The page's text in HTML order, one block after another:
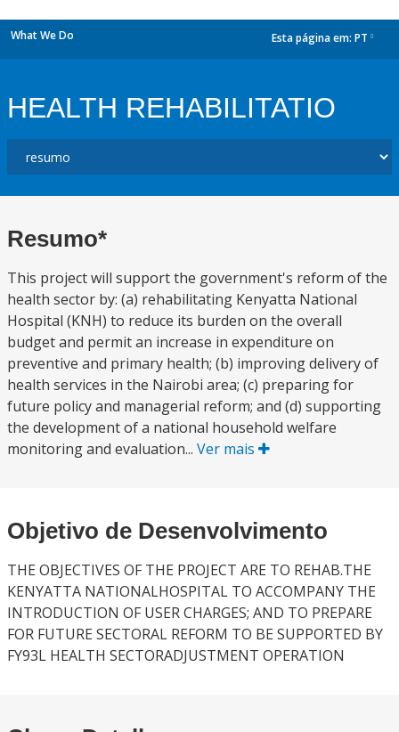
What We Do Esta página em: PT
HEALTH REHABILITATIO
Resumo*
This project will support the government's reform of the
health sector by: (a) rehabilitating Kenyatta National
Hospital (KNH) to reduce its burden on the overall
budget and permit an increase in expenditure on
preventive and primary health; (b) improving delivery of
health services in the Nairobi area; (c) preparing for
future policy and managerial reform; and (d) supporting
the development of a national household welfare
monitoring and evaluation... Ver mais
Objetivo de Desenvolvimento
THE OBJECTIVES OF THE PROJECT ARE TO REHAB.THE
KENYATTA NATIONALHOSPITAL TO ACCOMPANY THE
INTRODUCTION OF USER CHARGES; AND TO PREPARE
FOR FUTURE SECTORAL REFORM TO BE SUPPORTED BY
FY93L HEALTH SECTORADJUSTMENT OPERATION